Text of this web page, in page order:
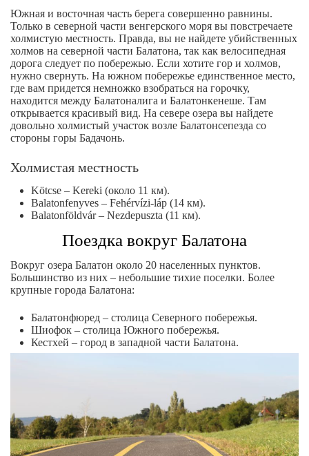
Южная и восточная часть берега совершенно равнины.
Только в северной части венгерского моря вы повстречаете
холмистую местность. Правда, вы не найдете убийственных
холмов на северной части Балатона, так как велосипедная
дорога следует по побережью. Если хотите гор и холмов,
нужно свернуть. На южном побережье единственное место,
где вам придется немножко взобраться на горочку,
находится между Балатоналига и Балатонкенеше. Там
открывается красивый вид. На севере озера вы найдете
довольно холмистый участок возле Балатонсепезда со
стороны горы Бадачонь.
Холмистая местность
Kötcse – Kereki (около 11 км).
Balatonfenyves – Fehérvízi-láp (14 км).
Balatonföldvár – Nezdepuszta (11 км).
Поездка вокруг Балатона
Вокруг озера Балатон около 20 населенных пунктов.
Большинство из них – небольшие тихие поселки. Более
крупные города Балатона:
Балатонфюред – столица Северного побережья.
Шиофок – столица Южного побережья.
Кестхей – город в западной части Балатона.